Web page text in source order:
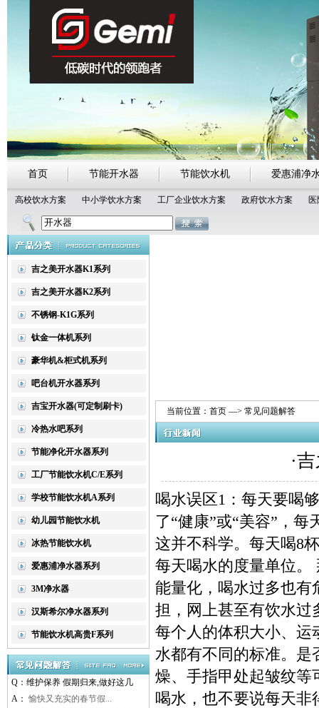
首页 节能开水器 节能饮水机 爱惠浦净
高校饮水方案 中小学饮水方案 工厂企业饮水方案 政府饮水方案
热点搜索： 吉之美开水器
吉之美开水器K1系列
吉之美开水器K2系列
不锈钢-K1G系列
钛金一体机系列
豪华机&柜式机系列
吧台机开水器系列
吉宝开水器(可定制刷卡)
冷热水吧系列
节能净化开水器系列
工厂节能饮水机C/E系列
学校节能饮水机A系列
幼儿园节能饮水机
冰热节能饮水机
爱惠浦净水器系列
3M净水器
汉斯希尔净水器系列
节能饮水机高贵F系列
Q： 维护保养 假期归来,做好这几
A： 愉快又充实的春节假...
当前位置： 首页 —> 常见问题解答
·
喝水误区1：每天要喝
了“健康”或“美容”，
这并不科学。每天喝8
每天喝水的度量单位。
能量化，喝水过多也有
担，网上甚至有饮水过
每个人的体积大小、运
水都有不同的标准。是
燥、手指甲处起皱纹等
喝水，也不要说每天非